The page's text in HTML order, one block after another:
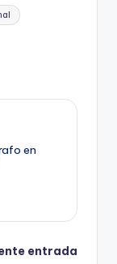
en
entrada